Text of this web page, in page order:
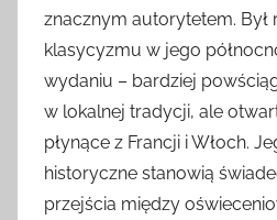
znacznym autorytetem. Był
klasycyzmu w jego
wydaniu – bardziej
w lokalnej tradycji, ale
płynące z Francji i Włoch.
historyczne stanowią
przejścia między